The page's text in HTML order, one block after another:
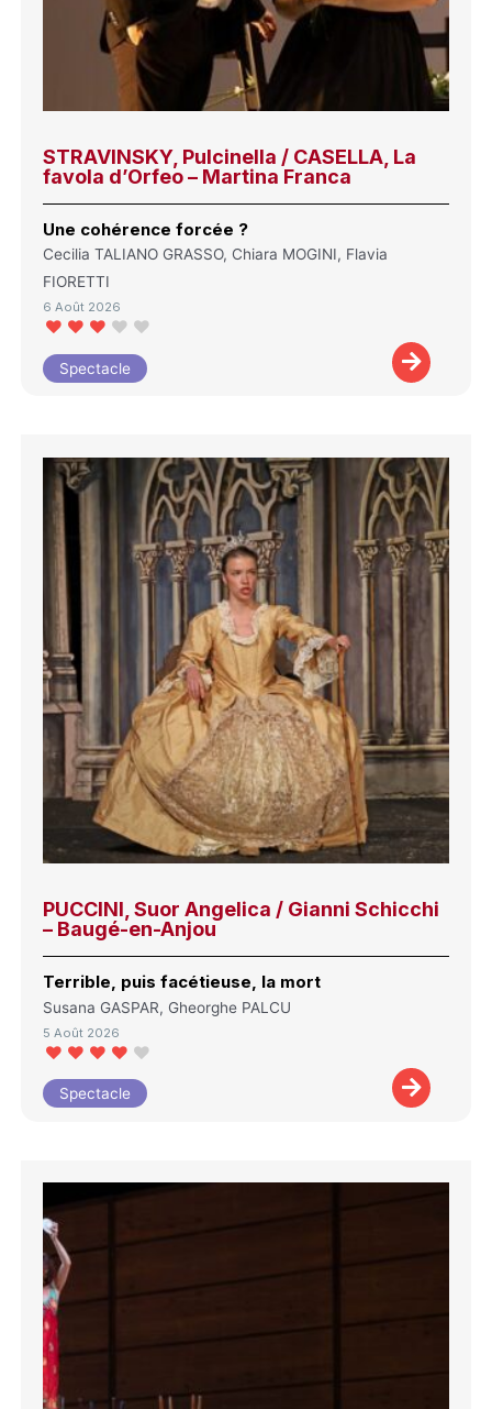
STRAVINSKY, Pulcinella / CASELLA, La
favola d’Orfeo – Martina Franca
Une cohérence forcée ?
Cecilia TALIANO GRASSO, Chiara MOGINI, Flavia
FIORETTI
6 Août 2026
Spectacle
PUCCINI, Suor Angelica / Gianni Schicchi
– Baugé-en-Anjou
Terrible, puis facétieuse, la mort
Susana GASPAR, Gheorghe PALCU
5 Août 2026
Spectacle